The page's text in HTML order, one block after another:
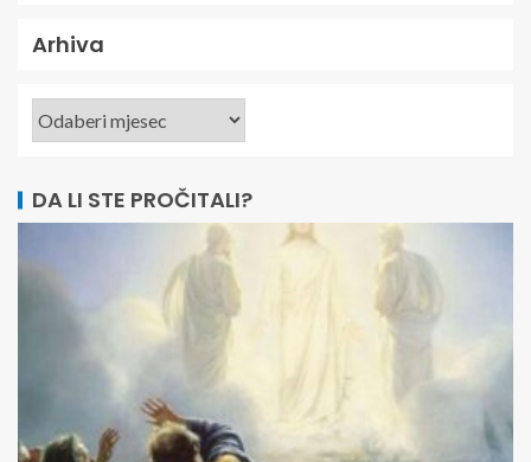
Arhiva
DA LI STE PROČITALI?